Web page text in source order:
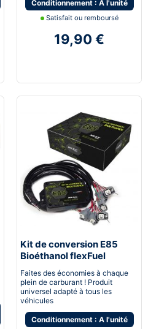
Conditionnement : A l'unité
Satisfait ou remboursé
19,90 €
Kit de conversion E85
Bioéthanol flexFuel
converter
Faites des économies à chaque
plein de carburant ! Produit
universel adapté à tous les
véhicules
Conditionnement : A l'unité